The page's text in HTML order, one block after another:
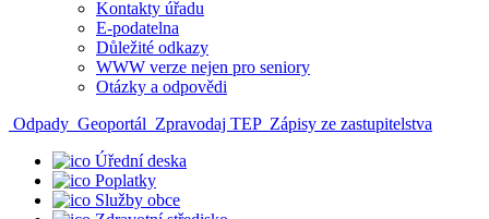
Kontakty úřadu
E-podatelna
Důležité odkazy
WWW verze nejen pro seniory
Otázky a odpovědi
Odpady Geoportál Zpravodaj TEP Zápisy ze zastupitelstva
Úřední deska
Poplatky
Služby obce